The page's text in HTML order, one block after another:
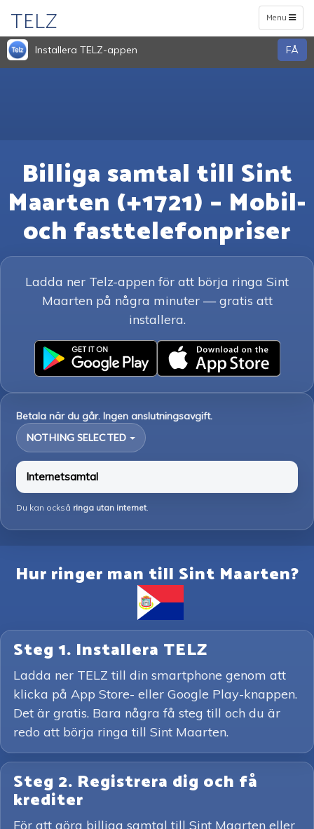
Toggle
navigation
Menu
TELZ
Installera TELZ-appen FÅ
Billiga samtal till Sint
Maarten (+1721) – Mobil-
och fasttelefonpriser
Ladda ner Telz-appen för att börja ringa Sint
Maarten på några minuter — gratis att
installera.
Betala när du går. Ingen anslutningsavgift.
NOTHING SELECTED
Internetsamtal
Du kan också ringa utan internet.
Hur ringer man till Sint Maarten?
Steg 1. Installera TELZ
Ladda ner TELZ till din smartphone genom att
klicka på App Store- eller Google Play-knappen.
Det är gratis. Bara några få steg till och du är
redo att börja ringa till Sint Maarten.
Steg 2. Registrera dig och få
krediter
För att göra billiga samtal till Sint Maarten eller